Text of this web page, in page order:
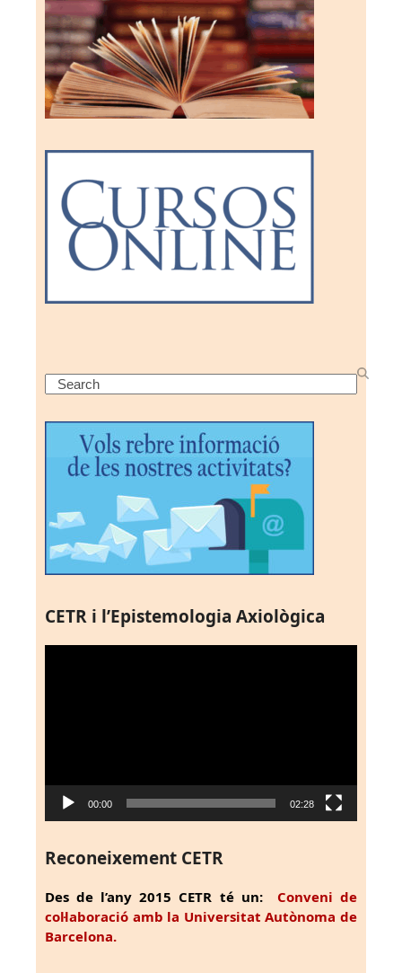
Search
CETR i l’Epistemologia Axiològica
00:00 02:28
Reconeixement CETR
Des de l’any 2015 CETR té un: Conveni de
col·laboració amb la Universitat Autònoma de
Barcelona.